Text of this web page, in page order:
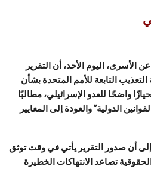
الأسرى، اليوم الأحد، أن التقرير
التابعة للأمم المتحدة بشأن
واضحًا للعدو الإسرائيلي، مطالبًا
الدولية” والعودة إلى المعايير
أن صدور التقرير يأتي في وقت توثق
تصاعد الانتهاكات الخطيرة